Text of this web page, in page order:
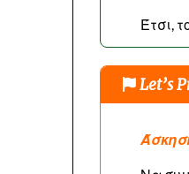
Έτσι,
Let’s